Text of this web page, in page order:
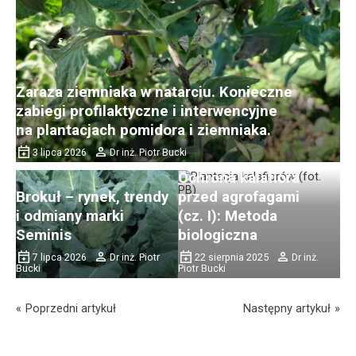
Zaraza ziemniaka w natarciu. Konieczne
zabiegi profilaktyczne i interwencyjne
na plantacjach pomidora i ziemniaka.
3 lipca 2026 Dr inż. Piotr Bucki
Brokuł – rynek, trendy
i odmiany marki
Seminis
7 lipca 2026
Dr inż. Piotr
Bucki
Ochrona kalafiora
przed agrofagami
(cz. I): Metoda
biologiczna
22 sierpnia 2025
Dr inż.
Piotr Bucki
Poprzedni artykuł
Wymagania
klimatyczne i glebowe
do uprawy buraka
ćwikłowego
15 maja 2017
Anna
Czarnecka
Następny artykuł
klimatyczne i glebowe
do uprawy szpinaku
27 maja 2017
Anna
Czarnecka